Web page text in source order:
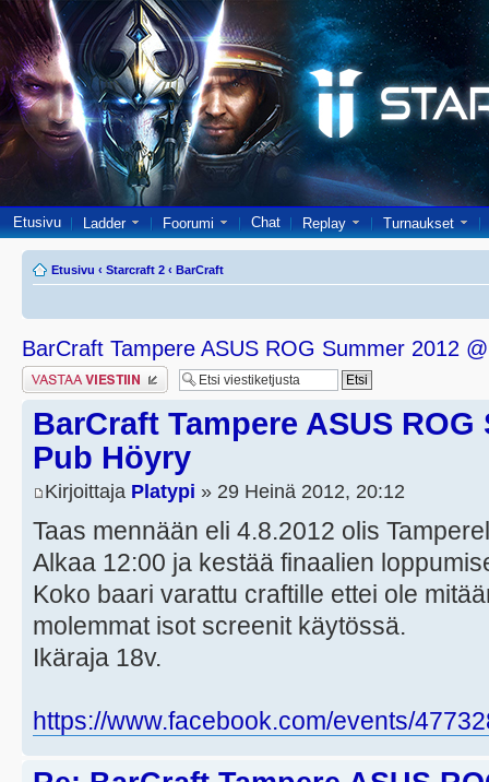
Etusivu Ladder Foorumi Chat Replay Turnaukset
Etusivu ‹ Starcraft 2 ‹ BarCraft
BarCraft Tampere ASUS ROG Summer 2012
Lähetä vastaus
BarCraft Tampere ASUS ROG
Pub Höyry
Kirjoittaja Platypi » 29 Heinä 2012, 20:12
Taas mennään eli 4.8.2012 olis
Alkaa 12:00 ja kestää finaalien
Koko baari varattu craftille ettei ole
molemmat isot screenit käytössä.
Ikäraja 18v.
https://www.facebook.com/events/